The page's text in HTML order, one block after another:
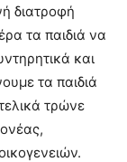
διατροφή
τα παιδιά να
και
τα παιδιά
τρώνε